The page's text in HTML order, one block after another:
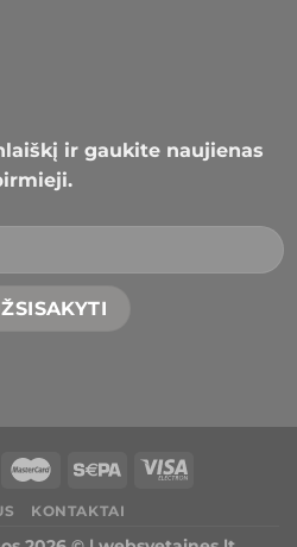
ir gaukite naujienas
KONTAKTAI